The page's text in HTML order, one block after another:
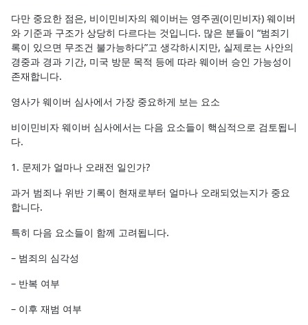
다만 중요한 점은, 비이민비자의 웨이버는 영주권(이민비자) 웨이버
와 기준과 구조가 상당히 다르다는 것입니다. 많은 분들이 “범죄기
록이 있으면 무조건 불가능하다”고 생각하시지만, 실제로는 사안의
경중과 경과 기간, 미국 방문 목적 등에 따라 웨이버 승인 가능성이
존재합니다.
영사가 웨이버 심사에서 가장 중요하게 보는 요소
비이민비자 웨이버 심사에서는 다음 요소들이 핵심적으로 검토됩니
다.
1. 문제가 얼마나 오래전 일인가?
과거 범죄나 위반 기록이 현재로부터 얼마나 오래되었는지가 중요
합니다.
특히 다음 요소들이 함께 고려됩니다.
– 범죄의 심각성
– 반복 여부
– 이후 재범 여부